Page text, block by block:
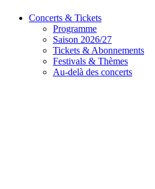
Concerts & Tickets
Programme
Saison 2026/27
Tickets & Abonnements
Festivals & Thèmes
Au-delà des concerts